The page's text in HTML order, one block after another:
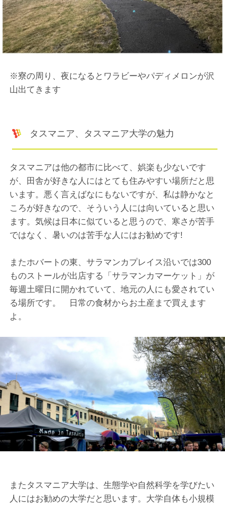
※寮の周り、夜になるとワラビーやパディメロンが沢
山出てきます
タスマニア、タスマニア大学の魅力
タスマニアは他の都市に比べて、娯楽も少ないです
が、田舎が好きな人にはとても住みやすい場所だと思
います。悪く言えばなにもないですが、私は静かなと
ころが好きなので、そういう人には向いていると思い
ます。気候は日本に似ていると思うので、寒さが苦手
ではなく、暑いのは苦手な人にはお勧めです!
またホバートの東、サラマンカプレイス沿いでは300
ものストールが出店する「サラマンカマーケット」が
毎週土曜日に開かれていて、地元の人にも愛されてい
る場所です。 日常の食材からお土産まで買えます
よ。
またタスマニア大学は、生態学や自然科学を学びたい
人にはお勧めの大学だと思います。大学自体も小規模